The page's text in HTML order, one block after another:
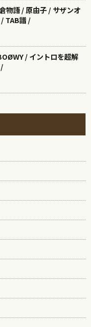
物語 / 原由子 / サザンオ
TAB譜 /
/ イントロを超解